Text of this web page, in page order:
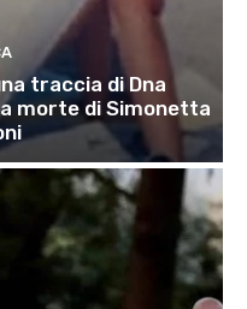
traccia di Dna
morte di Simonetta